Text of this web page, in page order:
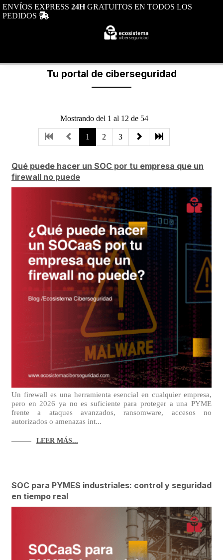
Toggle navigation
ENVÍOS EXPRESS 24HGRATUITOS EN TODOS LOS
PEDIDOS
Tu portal de ciberseguridad
Mostrando del 1 al 12 de 54
1 2 3
Qué puede hacer un SOC por tu empresa que un
firewall no puede
Un firewall es una herramienta esencial en cualquier empresa,
pero en 2026 ya no es suficiente para proteger a una PYME
frente a ataques avanzados, ransomware, accesos no
autorizados o amenazas int...
LEER MÁS...
SOC para PYMES industriales: control y seguridad
en tiempo real